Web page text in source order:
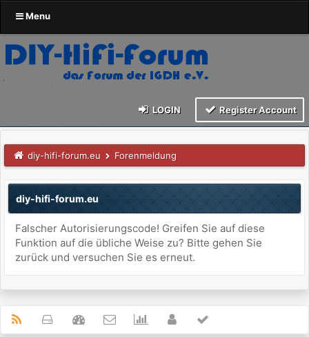
Menu
LOGIN Register Account
diy-hifi-forum.eu Forenmeldung
diy-hifi-forum.eu
Falscher Autorisierungscode! Greifen Sie auf diese
Funktion auf die übliche Weise zu? Bitte gehen Sie
zurück und versuchen Sie es erneut.